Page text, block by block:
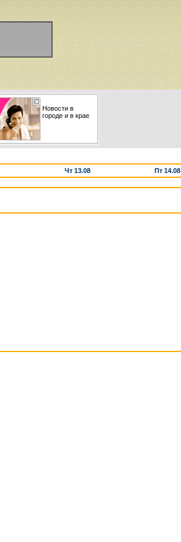
Новости в
городе и в крае
Чт 13.08
Пт 14.08